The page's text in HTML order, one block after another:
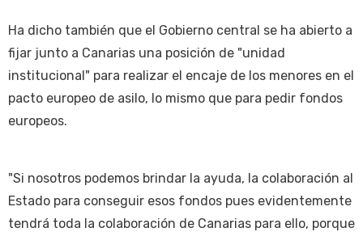
Ha dicho también que el Gobierno central se ha abierto a
fijar junto a Canarias una posición de "unidad
institucional" para realizar el encaje de los menores en el
pacto europeo de asilo, lo mismo que para pedir fondos
europeos.
"Si nosotros podemos brindar la ayuda, la colaboración al
Estado para conseguir esos fondos pues evidentemente
tendrá toda la colaboración de Canarias para ello, porque